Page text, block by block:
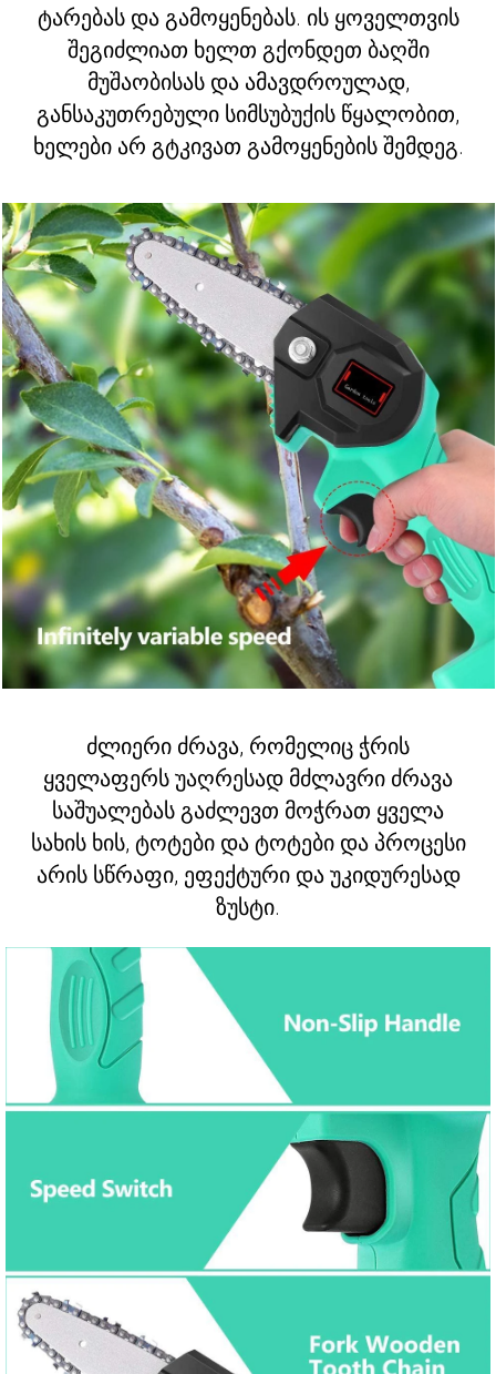
ტარებას და გამოყენებას. ის ყოველთვის
შეგიძლიათ ხელთ გქონდეთ ბაღში
მუშაობისას და ამავდროულად,
განსაკუთრებული სიმსუბუქის წყალობით,
ხელები არ გტკივათ გამოყენების შემდეგ.
ძლიერი ძრავა, რომელიც ჭრის
ყველაფერს უაღრესად მძლავრი ძრავა
საშუალებას გაძლევთ მოჭრათ ყველა
სახის ხის, ტოტები და ტოტები და პროცესი
არის სწრაფი, ეფექტური და უკიდურესად
ზუსტი.